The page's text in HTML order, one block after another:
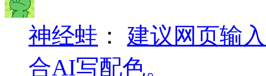
神经蛙 ： 建议网页输
合AI写配色。